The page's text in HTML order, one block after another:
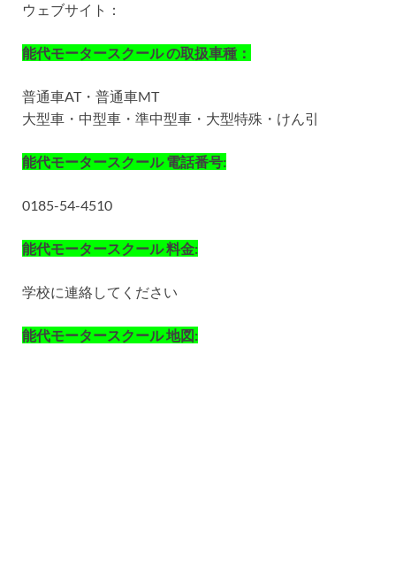
ウェブサイト：
能代モータースクール の取扱車種：
普通車AT・普通車MT
大型車・中型車・準中型車・大型特殊・けん引
能代モータースクール 電話番号:
0185-54-4510
能代モータースクール 料金:
学校に連絡してください
能代モータースクール 地図: